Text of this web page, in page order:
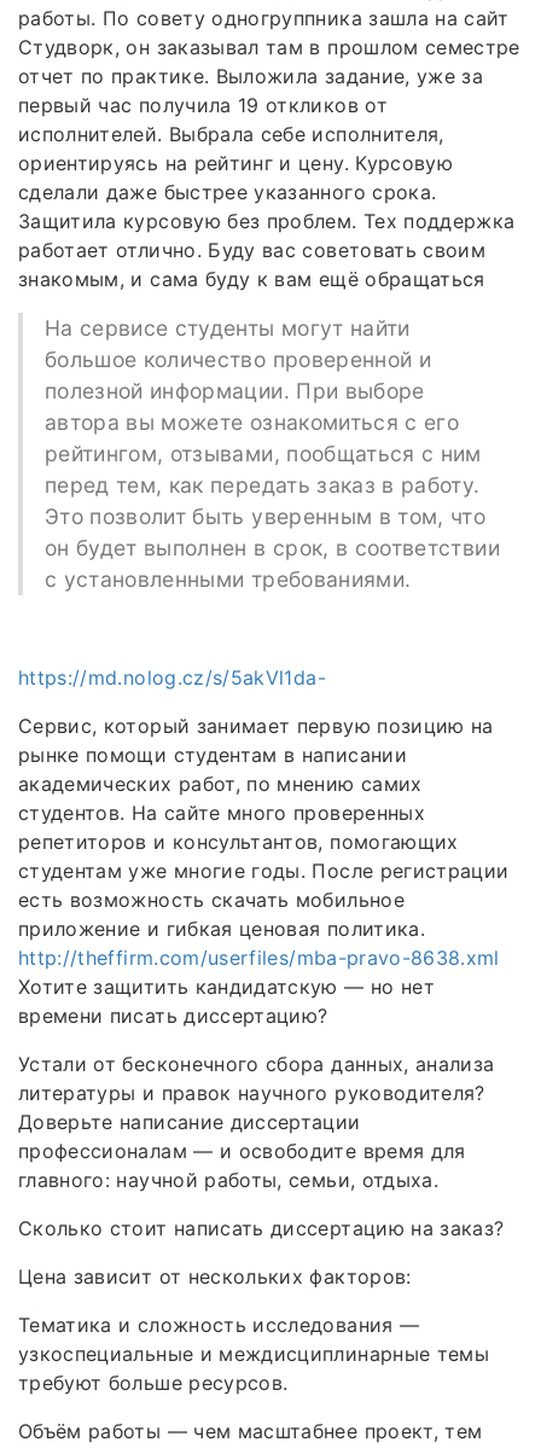
работы. По совету одногруппника зашла на сайт
Студворк, он заказывал там в прошлом семестре
отчет по практике. Выложила задание, уже за
первый час получила 19 откликов от
исполнителей. Выбрала себе исполнителя,
ориентируясь на рейтинг и цену. Курсовую
сделали даже быстрее указанного срока.
Защитила курсовую без проблем. Тех поддержка
работает отлично. Буду вас советовать своим
знакомым, и сама буду к вам ещё обращаться
На сервисе студенты могут найти
большое количество проверенной и
полезной информации. При выборе
автора вы можете ознакомиться с его
рейтингом, отзывами, пообщаться с ним
перед тем, как передать заказ в работу.
Это позволит быть уверенным в том, что
он будет выполнен в срок, в соответствии
с установленными требованиями.
https://md.nolog.cz/s/5akVl1da-
Сервис, который занимает первую позицию на
рынке помощи студентам в написании
академических работ, по мнению самих
студентов. На сайте много проверенных
репетиторов и консультантов, помогающих
студентам уже многие годы. После регистрации
есть возможность скачать мобильное
приложение и гибкая ценовая политика.
http://theffirm.com/userfiles/mba-pravo-8638.xml
Хотите защитить кандидатскую — но нет
времени писать диссертацию?
Устали от бесконечного сбора данных, анализа
литературы и правок научного руководителя?
Доверьте написание диссертации
профессионалам — и освободите время для
главного: научной работы, семьи, отдыха.
Сколько стоит написать диссертацию на заказ?
Цена зависит от нескольких факторов:
Тематика и сложность исследования —
узкоспециальные и междисциплинарные темы
требуют больше ресурсов.
Объём работы — чем масштабнее проект, тем